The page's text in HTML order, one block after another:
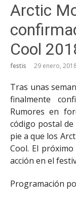
Arctic
Cool
festis 29 enero,
Tras unas
finalmente
Rumores en
código postal de
pie a que los
Cool. El
acción en el
Programación